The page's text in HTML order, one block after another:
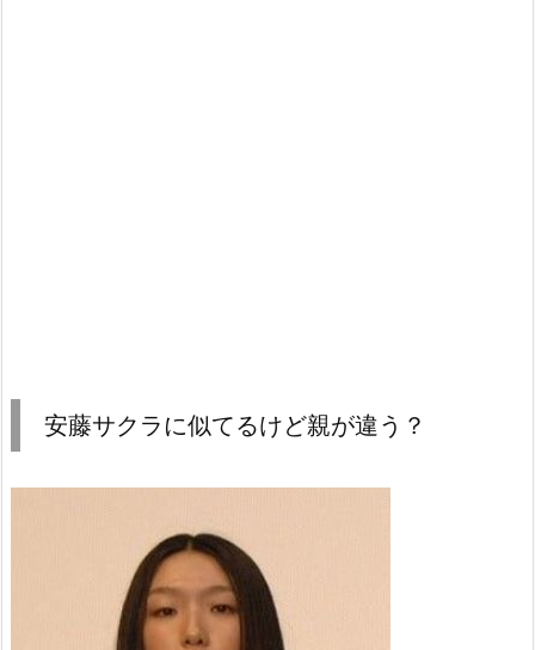
安藤サクラに似てるけど親が違う？